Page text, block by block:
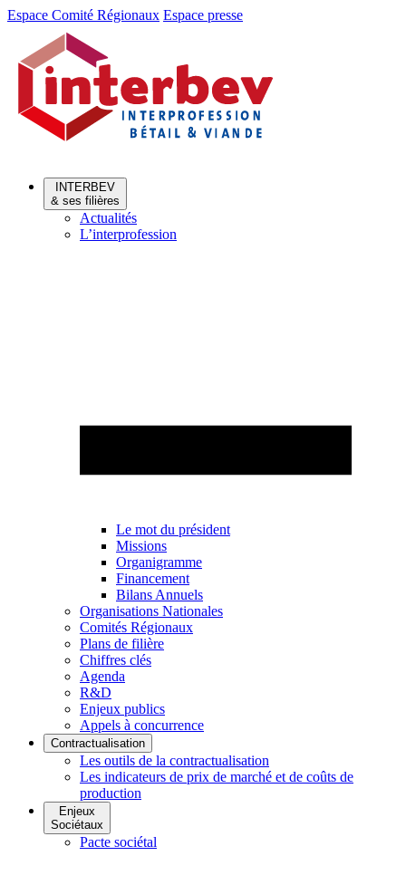
Aller
Aller
contenu
Espace Comité Régionaux Espace presse
INTERBEV
& ses filières
Actualités
L’interprofession
Le mot du président
Missions
Organigramme
Financement
Bilans Annuels
Organisations Nationales
Comités Régionaux
Plans de filière
Chiffres clés
Agenda
R&D
Enjeux publics
Appels à concurrence
Contractualisation
Les outils de la contractualisation
Les indicateurs de prix de marché et de coûts de
production
Enjeux
Sociétaux
Pacte sociétal